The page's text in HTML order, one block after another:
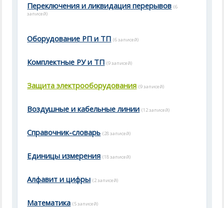
Переключения и ликвидация перерывов (6
записей)
Оборудование РП и ТП (6 записей)
Комплектные РУ и ТП (9 записей)
Защита электрооборудования (9 записей)
Воздушные и кабельные линии (12 записей)
Справочник-словарь (28 записей)
Единицы измерения (18 записей)
Алфавит и цифры (2 записей)
Математика (5 записей)